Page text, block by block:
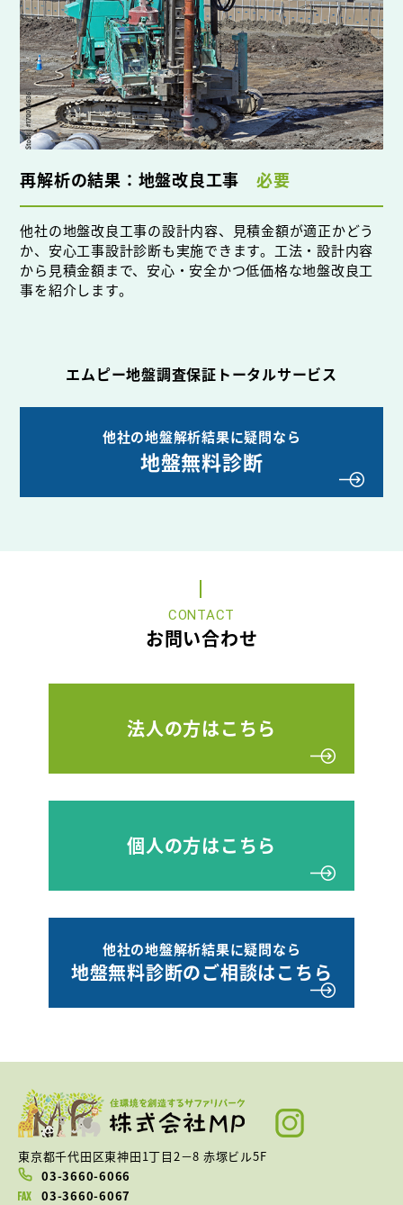
再解析の結果：地盤改良工事 必要
他社の地盤改良工事の設計内容、見積金額が適正かどう
か、安心工事設計診断も実施できます。工法・設計内容
から見積金額まで、安心・安全かつ低価格な地盤改良工
事を紹介します。
エムピー地盤調査保証トータルサービス
他社の地盤解析結果に疑問なら
地盤無料診断
CONTACT
お問い合わせ
法人の方はこちら
個人の方はこちら
他社の地盤解析結果に疑問なら
地盤無料診断のご相談はこちら
東京都千代田区東神田1丁目2－8 赤塚ビル5F
03-3660-6066
03-3660-6067